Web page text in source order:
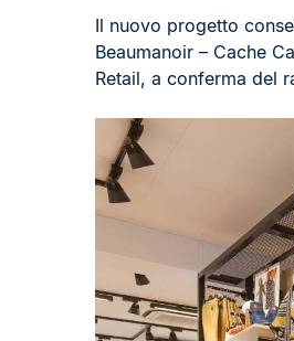
Il nuovo progetto
Beaumanoir – Cache
Retail, a conferma del